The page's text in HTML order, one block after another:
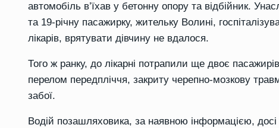
автомобіль в’їхав у бетонну опору та відбійник.
та 19-річну пасажирку, жительку Волині,
лікарів, врятувати дівчину не вдалося.
Того ж ранку, до лікарні потрапили ще двоє
перелом передпліччя, закриту черепно-мозкову
забої.
Водій позашляховика, за наявною інформацією,